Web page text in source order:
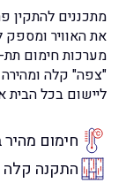
מתכננים להתקין
את האוויר ומספק
מערכות חימום
"צפה" קלה
ליישום בכל הבית
חימום
התקנה קלה